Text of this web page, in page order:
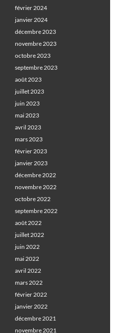
février 2024
janvier 2024
décembre 2023
novembre 2023
octobre 2023
septembre 2023
août 2023
juillet 2023
juin 2023
mai 2023
avril 2023
mars 2023
février 2023
janvier 2023
décembre 2022
novembre 2022
octobre 2022
septembre 2022
août 2022
juillet 2022
juin 2022
mai 2022
avril 2022
mars 2022
février 2022
janvier 2022
décembre 2021
novembre 2021